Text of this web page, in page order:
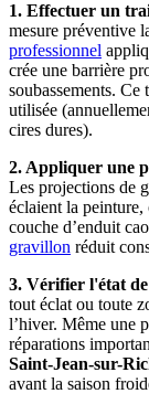
1. Effectuer un
mesure préventive
professionnel
crée une barrière
soubassements.
utilisée
cires dures).
2. Appliquer une
Les projections de
éclaient la
couche d’enduit
gravillon réduit
3. Vérifier l'état
tout éclat ou toute
l’hiver. Même une
réparations
Saint-Jean-sur-
avant la saison